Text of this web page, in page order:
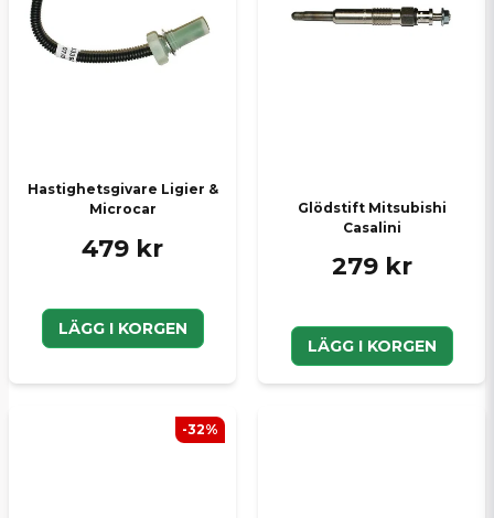
Hastighetsgivare Ligier &
Microcar
479 kr
LÄGG I KORGEN
Glödstift Mitsubishi
Casalini
279 kr
LÄGG I KORGEN
-32%